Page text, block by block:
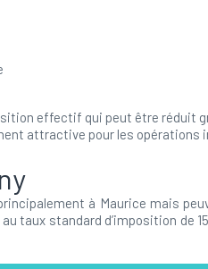
effectif qui peut être réduit
attractive pour les opérations
à Maurice mais
taux standard d’imposition de